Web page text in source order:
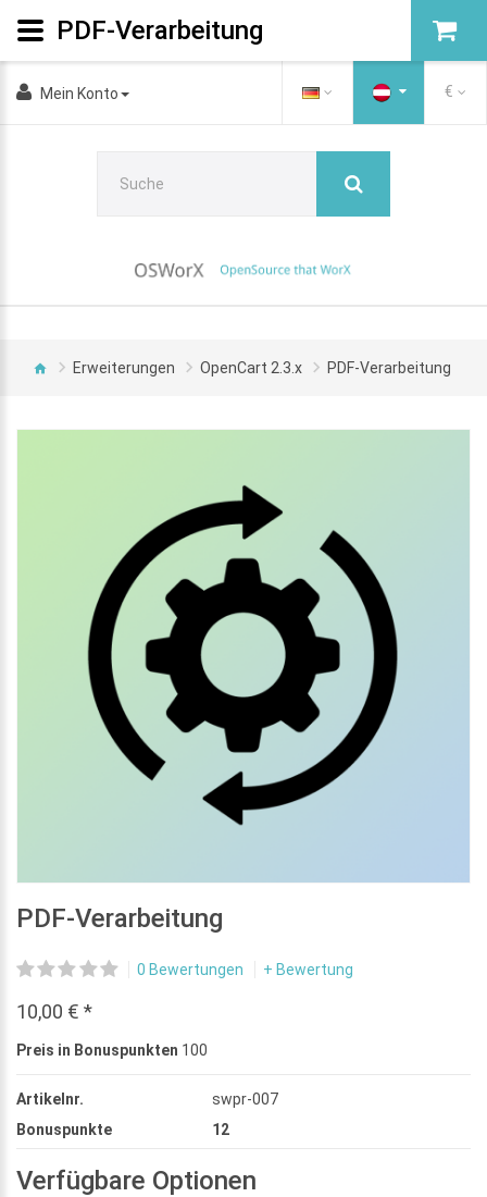
Mein Konto €
Erweiterungen OpenCart 2.3.x PDF-Verarbeitung
PDF-Verarbeitung
0 Bewertungen + Bewertung
10,00 € *
Preis in Bonuspunkten 100
Artikelnr.
swpr-007
Bonuspunkte
12
Verfügbare Optionen
PDF-Verarbeitung